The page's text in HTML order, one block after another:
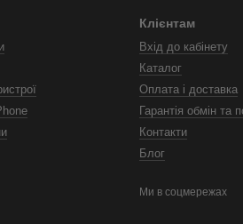
Клієнтам
Вхід до кабінету
Каталог
Оплата і доставка
Гарантія обмін та
Контакти
Блог
Ми в соцмережах